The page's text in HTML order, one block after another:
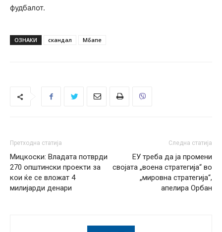
фудбалот.
ОЗНАКИ скандал Мбапе
Претходна статија
Мицкоски: Владата потврди
270 општински проекти за
кои ќе се вложат 4
милијарди денари
Следна статија
ЕУ треба да ја промени
својата „воена стратегија“ во
„мировна стратегија“,
апелира Орбан